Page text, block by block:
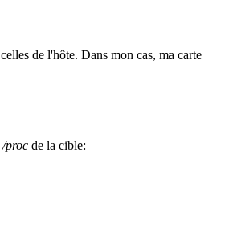
de l'hôte. Dans mon cas, ma carte
/proc de la cible: